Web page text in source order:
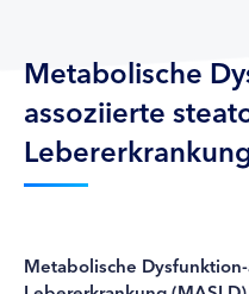
Metabolische
assoziierte
Metabolische